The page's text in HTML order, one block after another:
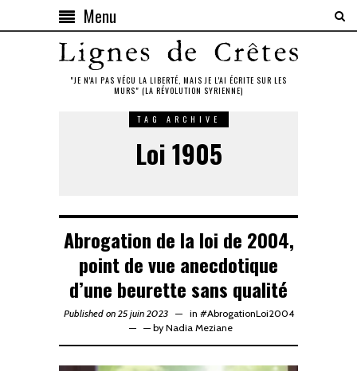
Menu
"JE N'AI PAS VÉCU LA LIBERTÉ, MAIS JE L'AI ÉCRITE SUR LES
MURS" (LA RÉVOLUTION SYRIENNE)
TAG ARCHIVE
Loi 1905
Abrogation de la loi de 2004,
point de vue anecdotique
d’une beurette sans qualité
Published on 25 juin 2023 in #AbrogationLoi2004
— by Nadia Meziane